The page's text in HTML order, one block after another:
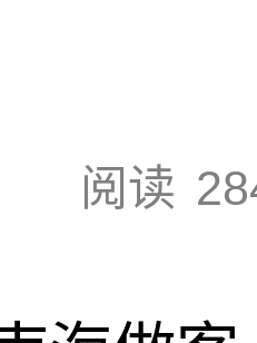
阅读